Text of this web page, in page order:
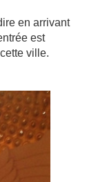
en arrivant
est
ville.